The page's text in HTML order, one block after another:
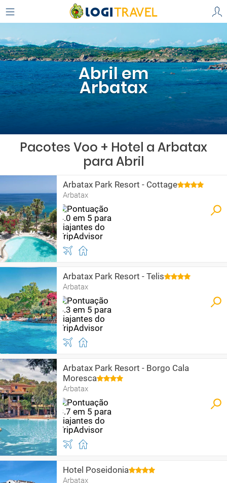
Abril em
Arbatax
Pacotes Voo + Hotel a Arbatax
para Abril
Arbatax Park Resort - Cottage
Arbatax
Arbatax Park Resort - Telis
Arbatax
Arbatax Park Resort - Borgo Cala
Moresca
Arbatax
Hotel Poseidonia
Arbatax